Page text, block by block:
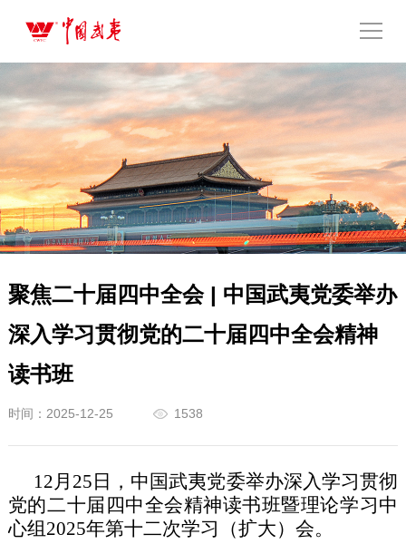
聚焦二十届四中全会 | 中国武夷党委举办
深入学习贯彻党的二十届四中全会精神
读书班
时间：2025-12-25 1538
12月25日，中国武夷党委举办深入学习贯彻
党的二十届四中全会精神读书班暨理论学习中
心组2025年第十二次学习（扩大）会。